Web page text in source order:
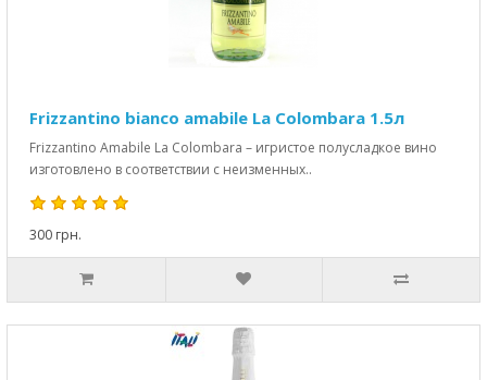
Frizzantino bianco amabile La Colombara 1.5л
Frizzantino Amabile La Colombara – игристое полусладкое вино
изготовлено в соответствии с неизменных..
300 грн.